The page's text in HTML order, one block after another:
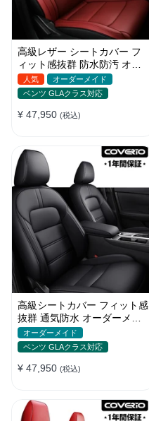
高級レザー シートカバー フ
ィット感抜群 防水防汚 オー
ダーメイド おしゃれ 全席セ
ット
人気
オーダーメイド
ベンツ GLAクラス対応
¥ 47,950 (税込)
高級シートカバー フィット感
抜群 通気防水 オーダーメイ
ド 6色 スポーツ感 全席セッ
ト
オーダーメイド
ベンツ GLAクラス対応
¥ 47,950 (税込)